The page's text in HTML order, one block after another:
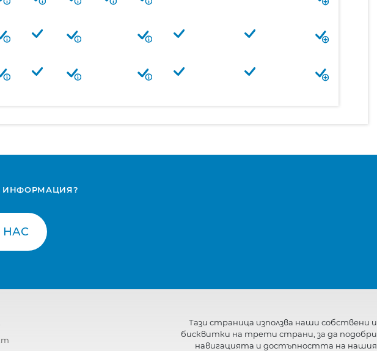
ИНФОРМАЦИЯ?
НАС
Тази страница използва наши собствени и
бисквитки на трети страни, за да подобри
навигацията и достъпността на нашия